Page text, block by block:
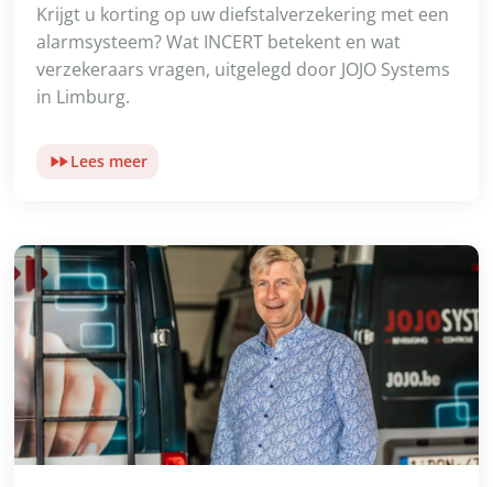
Krijgt u korting op uw diefstalverzekering met een
alarmsysteem? Wat INCERT betekent en wat
verzekeraars vragen, uitgelegd door JOJO Systems
in Limburg.
Lees meer